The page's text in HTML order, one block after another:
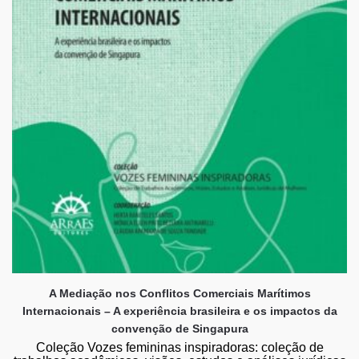
A Mediação nos Conflitos Comerciais Marítimos
Internacionais – A experiência brasileira e os impactos da
convenção de Singapura
Coleção Vozes femininas inspiradoras: coleção de